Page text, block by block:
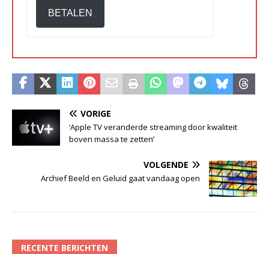
BETALEN
VORIGE
‘Apple TV veranderde streaming door kwaliteit
boven massa te zetten’
VOLGENDE
Archief Beeld en Geluid gaat vandaag open
RECENTE BERICHTEN